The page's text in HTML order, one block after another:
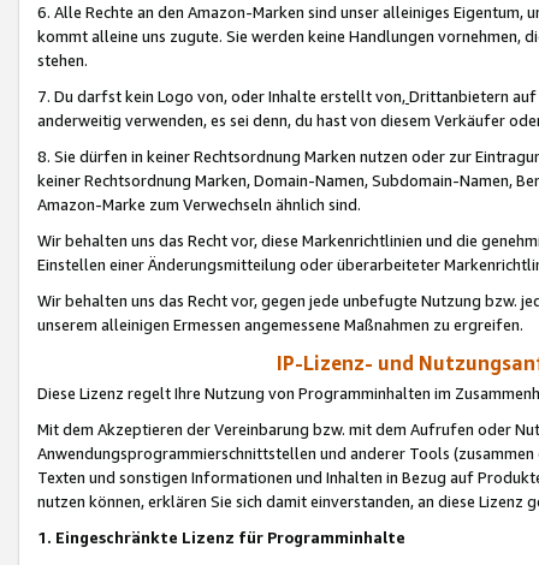
6. Alle Rechte an den Amazon-Marken sind unser alleiniges
kommt alleine uns zugute. Sie werden keine Handlungen vornehmen,
stehen.
7. Du darfst kein Logo von, oder Inhalte erstellt von,Drittanbietern auf
anderweitig verwenden, es sei denn, du hast von diesem Verkäufer
8. Sie dürfen in keiner Rechtsordnung Marken nutzen oder zur
keiner Rechtsordnung Marken, Domain-Namen, Subdomain-Namen,
Amazon-Marke zum Verwechseln ähnlich sind.
Wir behalten uns das Recht vor, diese Markenrichtlinien und die
Einstellen einer Änderungsmitteilung oder überarbeiteter
Wir behalten uns das Recht vor, gegen jede unbefugte Nutzung bzw.
unserem alleinigen Ermessen angemessene Maßnahmen zu ergreifen.
IP-Lizenz- und
Diese Lizenz regelt Ihre Nutzung von Programminhalten im
Mit dem Akzeptieren der Vereinbarung bzw. mit dem Aufrufen oder
Anwendungsprogrammierschnittstellen und anderer Tools (zusammen
Texten und sonstigen Informationen und Inhalten in Bezug auf
nutzen können, erklären Sie sich damit einverstanden, an diese Lizenz
1. Eingeschränkte Lizenz für Programminhalte